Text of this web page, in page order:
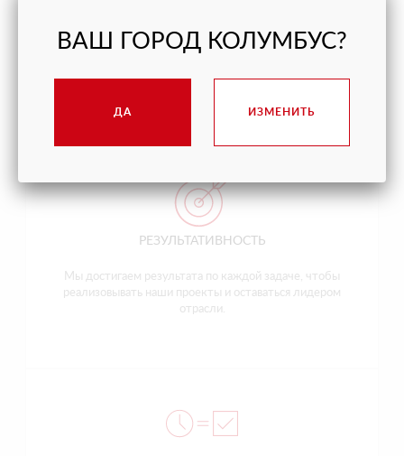
Мы делаем каждое дело так, чтобы исключить
РЕЗУЛЬТАТИВНОСТЬ
Мы достигаем результата по каждой задаче, чтобы
реализовывать наши проекты и оставаться лидером
отрасли.
ВАШ ГОРОД КОЛУМБУС?
ДА ИЗМЕНИТЬ